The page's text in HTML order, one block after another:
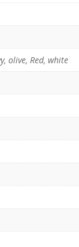
, olive, Red, white